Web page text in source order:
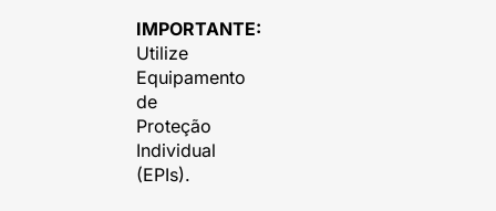
IMPORTANTE:
Utilize
Equipamento
de
Proteção
Individual
(EPIs).